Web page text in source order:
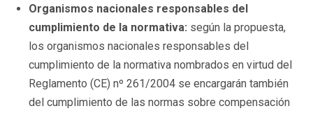
Organismos nacionales responsables del
cumplimiento de la normativa: según la propuesta,
los organismos nacionales responsables del
cumplimiento de la normativa nombrados en virtud del
Reglamento (CE) nº 261/2004 se encargarán también
del cumplimiento de las normas sobre compensación